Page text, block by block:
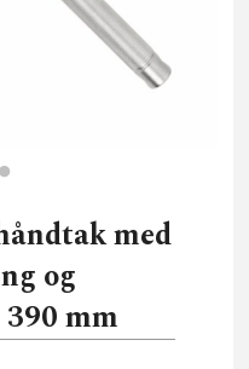
med
og
mm